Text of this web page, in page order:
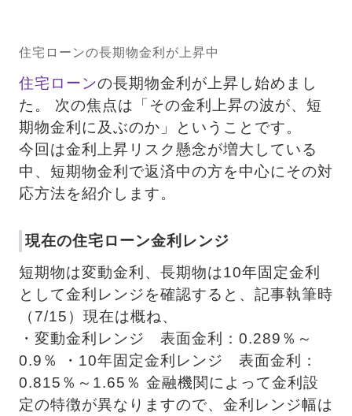
住宅ローンの長期物金利が上昇中
住宅ローンの長期物金利が上昇し始めまし
た。 次の焦点は「その金利上昇の波が、短
期物金利に及ぶのか」ということです。
今回は金利上昇リスク懸念が増大している
中、短期物金利で返済中の方を中心にその対
応方法を紹介します。
現在の住宅ローン金利レンジ
短期物は変動金利、長期物は10年固定金利
として金利レンジを確認すると、記事執筆時
（7/15）現在は概ね、
・変動金利レンジ　表面金利：0.289％～
0.9％ ・10年固定金利レンジ　表面金利：
0.815％～1.65％ 金融機関によって金利設
定の特徴が異なりますので、金利レンジ幅は